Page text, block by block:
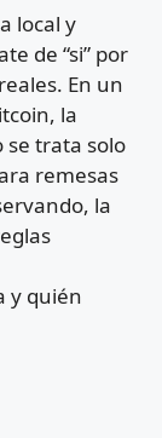
local y
de “si” por
En un
la
se trata solo
remesas
la
y quién